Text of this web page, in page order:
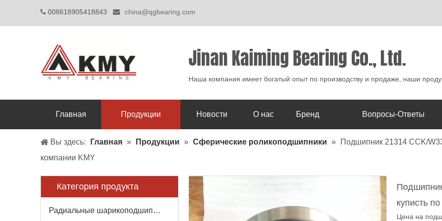
 008618905418843  china@qgbearing.com
Jinan Kaiming Bearing Co., Ltd.
Наша компания имеет богатый опыт по производству и продаже, наши
Главная Продукции Новости О нас Бренд Вопросы-Ответы
Вы здесь: Главная » Продукции » Сферические роликоподшипники »
Подшипник 21314 CCK/
компании KMY
Категория продукта
Радиальные шарикоподшипники
куписть
Цена на